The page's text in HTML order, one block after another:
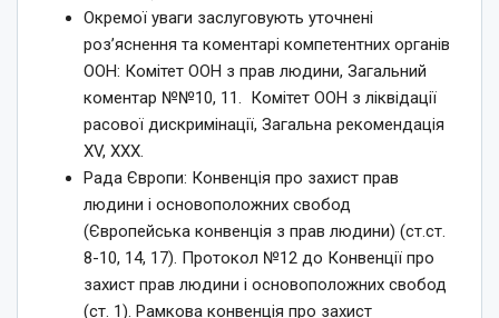
Окремої уваги заслуговують уточнені
роз’яснення та коментарі компетентних органів
ООН: Комітет ООН з прав людини, Загальний
коментар №№10, 11. Комітет ООН з ліквідації
расової дискримінації, Загальна рекомендація
XV, ХХХ.
Рада Європи: Конвенція про захист прав
людини і основоположних свобод
(Європейська конвенція з прав людини) (ст.ст.
8-10, 14, 17). Протокол №12 до Конвенції про
захист прав людини і основоположних свобод
(ст. 1). Рамкова конвенція про захист